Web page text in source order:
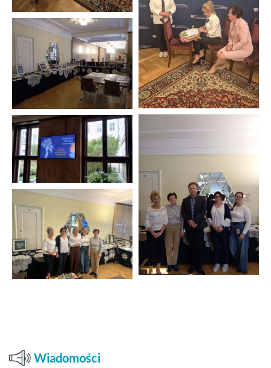
Wiadomości